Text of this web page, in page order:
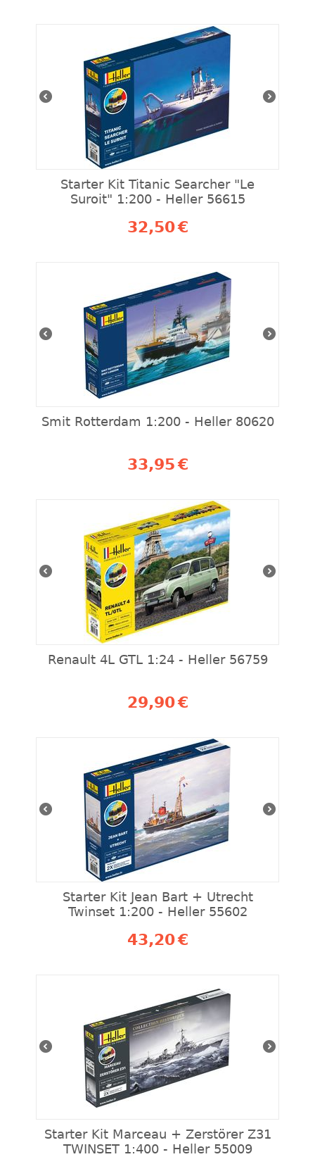
Starter Kit Titanic Searcher "Le
Suroit" 1:200 - Heller 56615
32,50€
Smit Rotterdam 1:200 - Heller 80620
33,95€
Renault 4L GTL 1:24 - Heller 56759
29,90€
Starter Kit Jean Bart + Utrecht
Twinset 1:200 - Heller 55602
43,20€
Starter Kit Marceau + Zerstörer Z31
TWINSET 1:400 - Heller 55009